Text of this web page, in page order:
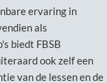
ervaring in
als
biedt FBSB
ook zelf een
van de lessen en de